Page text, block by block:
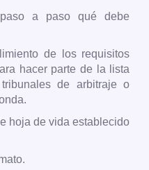
a paso qué debe
de los requisitos
hacer parte de la lista
de arbitraje o
hoja de vida establecido